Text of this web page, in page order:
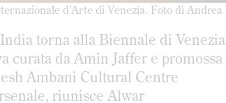
d’Arte di Venezia. Foto di Andrea
torna alla Biennale di Venezia
curata da Amin Jaffer e promossa
Ambani Cultural Centre
riunisce Alwar